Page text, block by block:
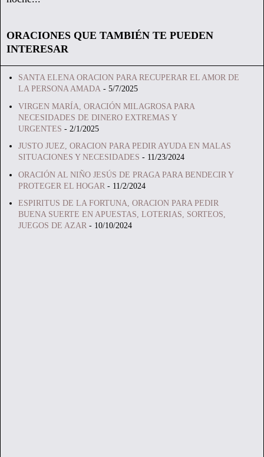
ORACIONES QUE TAMBIÉN TE PUEDEN
INTERESAR
SANTA ELENA ORACION PARA RECUPERAR EL AMOR DE
LA PERSONA AMADA - 5/7/2025
VIRGEN MARÍA, ORACIÓN MILAGROSA PARA
NECESIDADES DE DINERO EXTREMAS Y
URGENTES - 2/1/2025
JUSTO JUEZ, ORACION PARA PEDIR AYUDA EN MALAS
SITUACIONES Y NECESIDADES - 11/23/2024
ORACIÓN AL NIÑO JESÚS DE PRAGA PARA BENDECIR Y
PROTEGER EL HOGAR - 11/2/2024
ESPIRITUS DE LA FORTUNA, ORACION PARA PEDIR
BUENA SUERTE EN APUESTAS, LOTERIAS, SORTEOS,
JUEGOS DE AZAR - 10/10/2024